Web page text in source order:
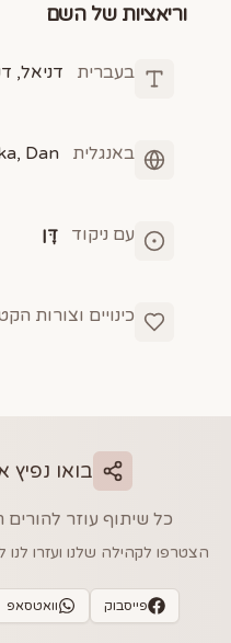
וריאציות של השם
בעברית דניאל,
באנגלית Dan
עם ניקוד דָּן
כינויים וצורות
בואו
כל שיתוף עוזר
הצטרפו לקהילה שלנו ועזרו
פייסבוק וואטסאפ